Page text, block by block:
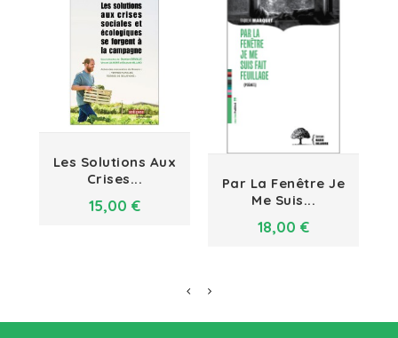
Les Solutions Aux
Crises...
Prix
15,00 €
Par La Fenêtre Je
Me Suis...
Prix
18,00 €